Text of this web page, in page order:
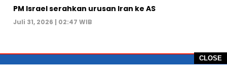
CLOSE
PM Israel serahkan urusan Iran ke AS
Juli 31, 2026 | 02:47 WIB